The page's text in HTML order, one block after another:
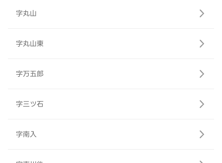
字丸山
字丸山東
字万五郎
字三ツ石
字南入